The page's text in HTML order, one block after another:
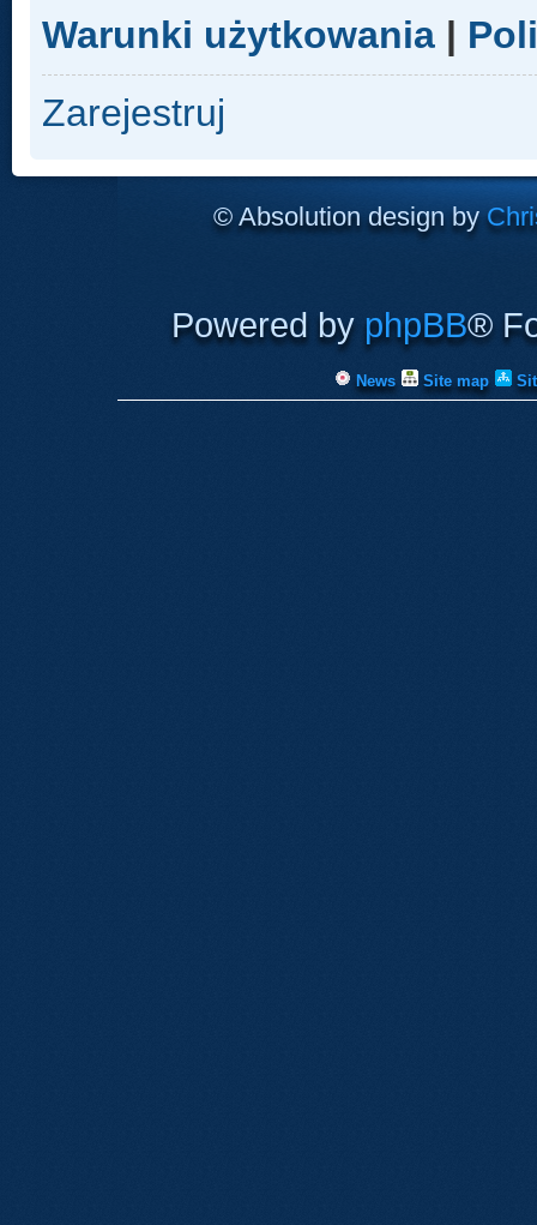
Warunki użytkowania |
Zarejestruj
© Absolution design by
Powered by phpBB®
News Site map